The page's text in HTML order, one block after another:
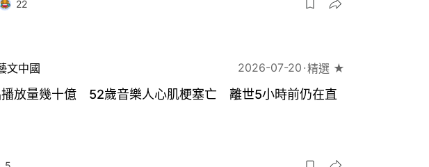
22
文中國 2026-07-20 精選 ★
放量幾十億 52歲音樂人心肌梗塞亡 離世5小時前仍在直